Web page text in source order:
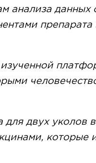
анализа данных
двух уколов
которые